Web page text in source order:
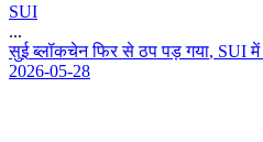
SUI
...
सई बलकचन फर स ठप पड गय, SUI म
2026-05-28